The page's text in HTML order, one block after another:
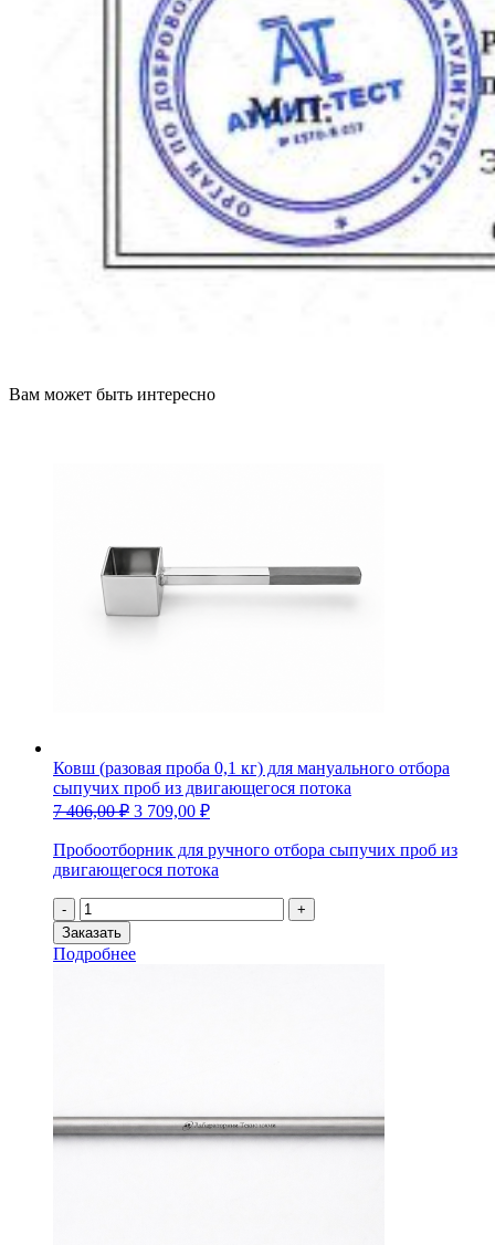
Вам может быть интересно
Ковш (разовая проба 0,1 кг) для мануального отбора
сыпучих проб из двигающегося потока
7 406,00₽ 3 709,00 ₽
Пробоотборник для ручного отбора сыпучих проб из
двигающегося потока
-
Количество
товара
Ковш
(разовая
проб
из
+
Заказать
Подробнее